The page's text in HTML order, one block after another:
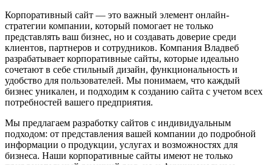
Корпоративный сайт — это важный элемент онлайн-
стратегии компании, который помогает не только
представлять ваш бизнес, но и создавать доверие среди
клиентов, партнеров и сотрудников. Компания Владвеб
разрабатывает корпоративные сайты, которые идеально
сочетают в себе стильный дизайн, функциональность и
удобство для пользователей. Мы понимаем, что каждый
бизнес уникален, и подходим к созданию сайта с учетом всех
потребностей вашего предприятия.
Мы предлагаем разработку сайтов с индивидуальным
подходом: от представления вашей компании до подробной
информации о продукции, услугах и возможностях для
бизнеса. Наши корпоративные сайты имеют не только